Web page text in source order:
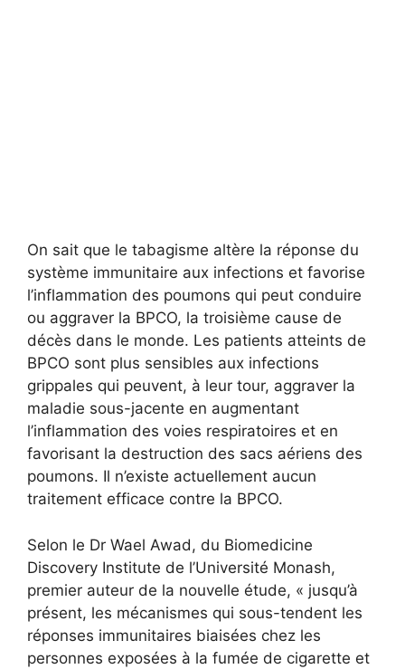
On sait que le tabagisme altère la réponse du
système immunitaire aux infections et favorise
l’inflammation des poumons qui peut conduire
ou aggraver la BPCO, la troisième cause de
décès dans le monde. Les patients atteints de
BPCO sont plus sensibles aux infections
grippales qui peuvent, à leur tour, aggraver la
maladie sous-jacente en augmentant
l’inflammation des voies respiratoires et en
favorisant la destruction des sacs aériens des
poumons. Il n’existe actuellement aucun
traitement efficace contre la BPCO.
Selon le Dr Wael Awad, du Biomedicine
Discovery Institute de l’Université Monash,
premier auteur de la nouvelle étude, « jusqu’à
présent, les mécanismes qui sous-tendent les
réponses immunitaires biaisées chez les
personnes exposées à la fumée de cigarette et